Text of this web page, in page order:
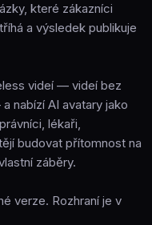
které zákazníci
a výsledek publikuje
videí — videí bez
nabízí AI avatary jako
lékaři,
budovat přítomnost na
záběry.
verze. Rozhraní je v